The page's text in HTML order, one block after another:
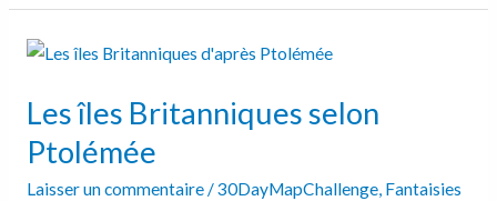
Les îles Britanniques selon
Ptolémée
Laisser un commentaire/30DayMapChallenge, Fantaisies
Les
Britanniques
selon
Ptolémée